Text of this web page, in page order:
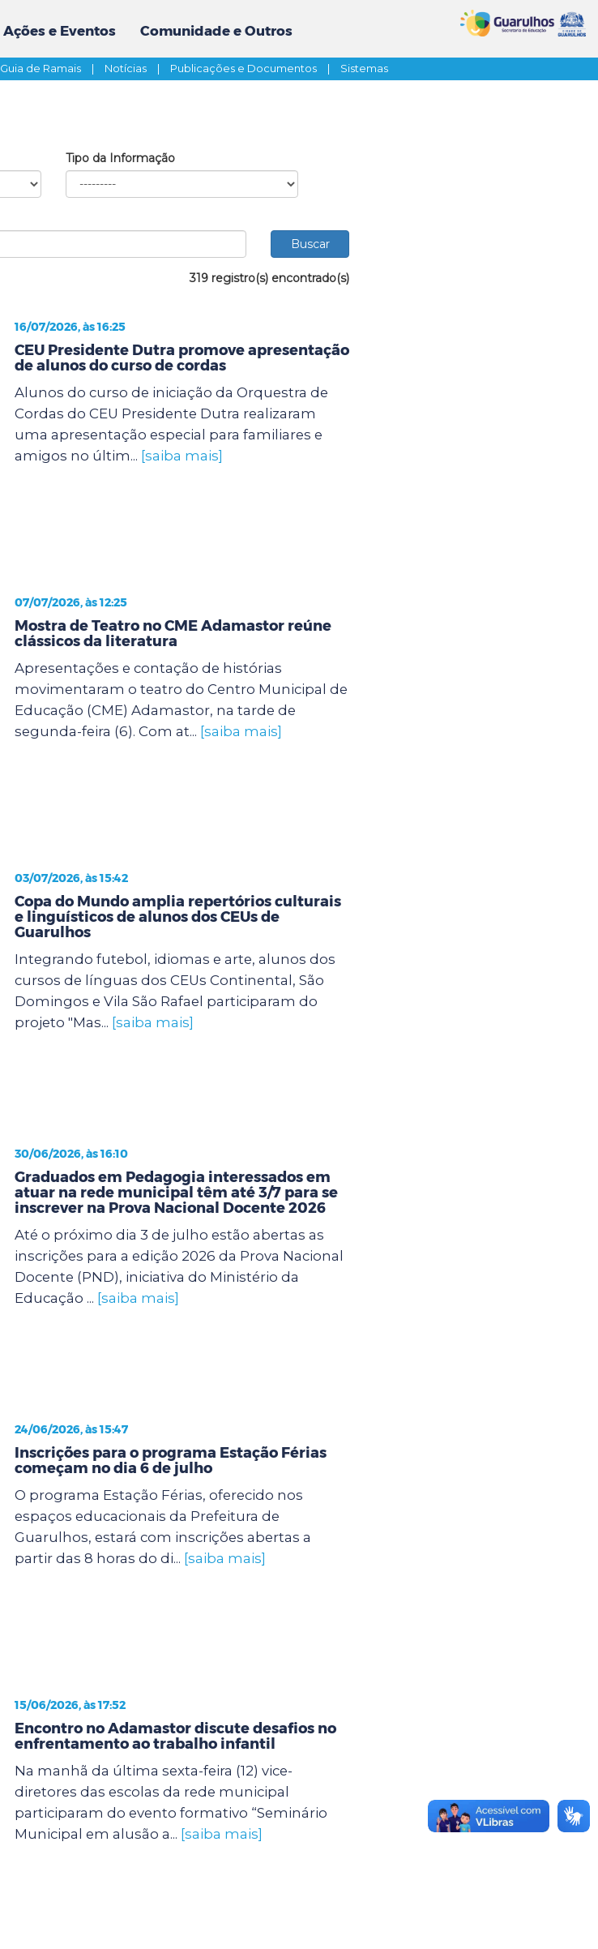
Ações e Eventos Comunidade e Outros
Guia de Ramais | Notícias | Publicações e Documentos | Sistemas
Tipo da Informação
319 registro(s) encontrado(s)
16/07/2026, às 16:25
CEU Presidente Dutra promove apresentação
de alunos do curso de cordas
Alunos do curso de iniciação da Orquestra de
Cordas do CEU Presidente Dutra realizaram
uma apresentação especial para familiares e
amigos no últim... [saiba mais]
07/07/2026, às 12:25
Mostra de Teatro no CME Adamastor reúne
clássicos da literatura
Apresentações e contação de histórias
movimentaram o teatro do Centro Municipal de
Educação (CME) Adamastor, na tarde de
segunda-feira (6). Com at... [saiba mais]
03/07/2026, às 15:42
Copa do Mundo amplia repertórios culturais
e linguísticos de alunos dos CEUs de
Guarulhos
Integrando futebol, idiomas e arte, alunos dos
cursos de línguas dos CEUs Continental, São
Domingos e Vila São Rafael participaram do
projeto "Mas... [saiba mais]
30/06/2026, às 16:10
Graduados em Pedagogia interessados em
atuar na rede municipal têm até 3/7 para se
inscrever na Prova Nacional Docente 2026
Até o próximo dia 3 de julho estão abertas as
inscrições para a edição 2026 da Prova Nacional
Docente (PND), iniciativa do Ministério da
Educação ... [saiba mais]
24/06/2026, às 15:47
Inscrições para o programa Estação Férias
começam no dia 6 de julho
O programa Estação Férias, oferecido nos
espaços educacionais da Prefeitura de
Guarulhos, estará com inscrições abertas a
partir das 8 horas do di... [saiba mais]
15/06/2026, às 17:52
Encontro no Adamastor discute desafios no
enfrentamento ao trabalho infantil
Na manhã da última sexta-feira (12) vice-
diretores das escolas da rede municipal
participaram do evento formativo “Seminário
Municipal em alusão a... [saiba mais]